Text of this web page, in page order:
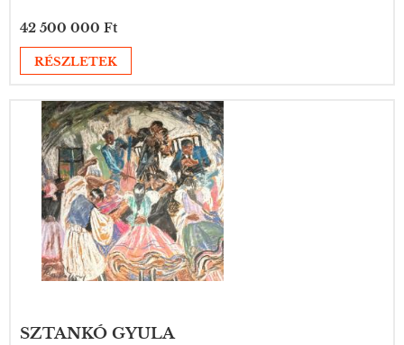
42 500 000 Ft
RÉSZLETEK
SZTANKÓ GYULA